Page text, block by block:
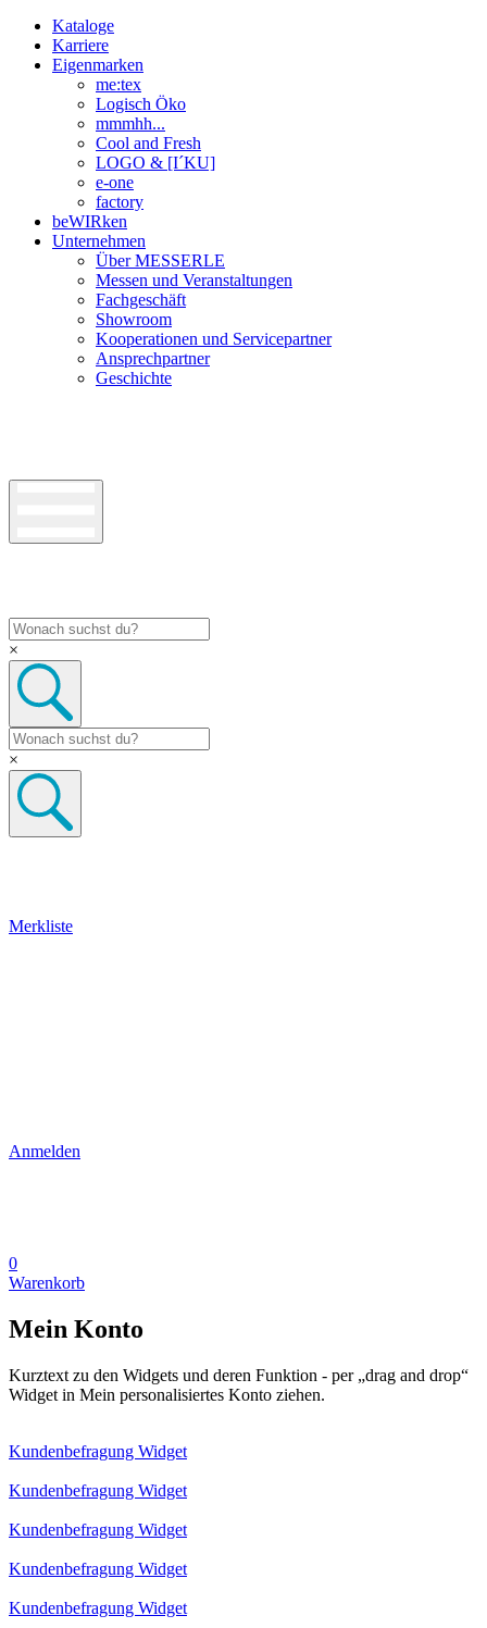
Kataloge
Karriere
Eigenmarken
me:tex
Logisch Öko
mmmhh...
Cool and Fresh
LOGO & [I´KU]
e-one
factory
beWIRken
Unternehmen
Über MESSERLE
Messen und Veranstaltungen
Fachgeschäft
Showroom
Kooperationen und Servicepartner
Ansprechpartner
Geschichte
×
×
Merkliste
Anmelden
0
Warenkorb
Mein Konto
Kurztext zu den Widgets und deren Funktion - per „drag and drop“
Widget in Mein personalisiertes Konto ziehen.
Kundenbefragung Widget
Kundenbefragung Widget
Kundenbefragung Widget
Kundenbefragung Widget
Kundenbefragung Widget